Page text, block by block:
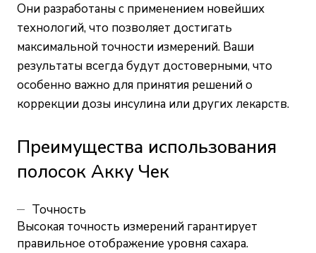
Они разработаны с применением новейших
технологий, что позволяет достигать
максимальной точности измерений. Ваши
результаты всегда будут достоверными, что
особенно важно для принятия решений о
коррекции дозы инсулина или других лекарств.
Преимущества использования
полосок Акку Чек
Точность
Высокая точность измерений гарантирует
правильное отображение уровня сахара.